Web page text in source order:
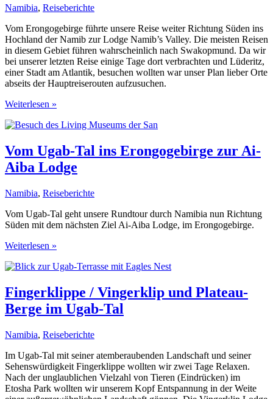
im
Namibia, Reiseberichte
Vom Erongogebirge führte unsere Reise weiter Richtung Süden ins
Hochland der Namib zur Lodge Namib’s Valley. Die meisten Reisen
in diesem Gebiet führen wahrscheinlich nach Swakopmund. Da wir
bei unserer letzten Reise einige Tage dort verbrachten und Lüderitz,
einer Stadt am Atlantik, besuchen wollten war unser Plan lieber Orte
abseits der Hauptreiserouten aufzusuchen.
Namib’s
of
Thousand
Hills
im
der
Weiterlesen »
Vom Ugab-Tal ins Erongogebirge zur Ai-
Aiba Lodge
Namibia, Reiseberichte
Vom Ugab-Tal geht unsere Rundtour durch Namibia nun Richtung
Süden mit dem nächsten Ziel Ai-Aiba Lodge, im Erongogebirge.
Vom
Tal
Erongogebirge
zur
Ai-
Lodge
Weiterlesen »
Fingerklippe / Vingerklip und Plateau-
Berge im Ugab-Tal
Namibia, Reiseberichte
Im Ugab-Tal mit seiner atemberaubenden Landschaft und seiner
Sehenswürdigkeit Fingerklippe wollten wir zwei Tage Relaxen.
Nach der unglaublichen Vielzahl von Tieren (Eindrücken) im
Etosha Park wollten wir unserem Kopf Entspannung in der Weite